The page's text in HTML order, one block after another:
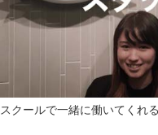
クールで一緒に働いてくれ